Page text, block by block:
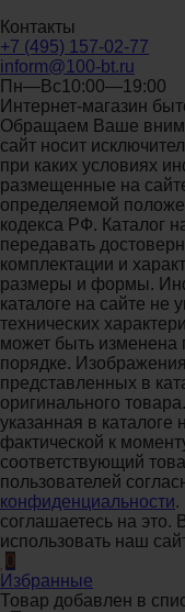
Контакты
+7 (495) 157-02-77
inform@100-bt.ru
Пн—Вс10:00—19:00
Интернет-магазин
Обращаем Ваше
сайт носит
при каких условиях
размещенные на
определяемой
кодекса РФ. Каталог
передавать
комплектации и
размеры и формы.
каталоге на сайте не
технических
может быть изменена
порядке.
представленных в
оригинального
указанная в каталоге
фактической к
соответствующий
пользователей
конфиденциальности.
соглашаетесь на это.
использовать наш
0
Избранные
Товар добавлен в